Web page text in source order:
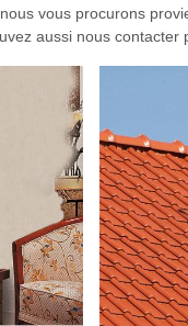
vous procurons
aussi nous contacter